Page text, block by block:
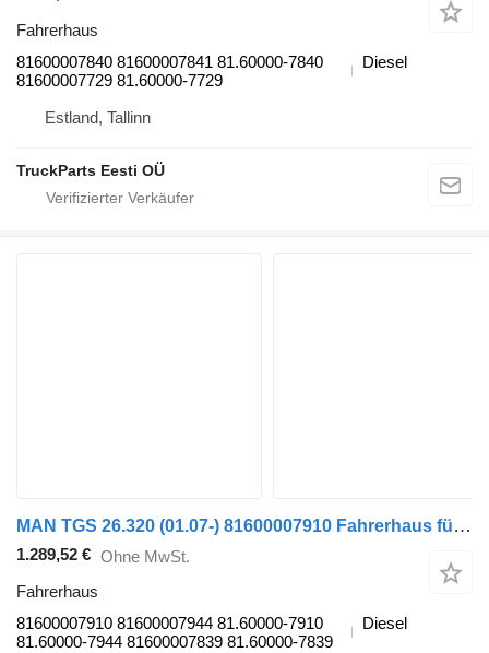
Fahrerhaus
81600007840 81600007841 81.60000-7840
81600007729 81.60000-7729
Diesel
Estland, Tallinn
TruckParts Eesti OÜ
MAN TGS 26.320 (01.07-) 81600007910 Fahrerhaus für MAN TGL, TGM, TGS, TGX (2005-2021) Sattelzugmaschine
1.289,52 € Ohne MwSt.
Fahrerhaus
81600007910 81600007944 81.60000-7910
81.60000-7944 81600007839 81.60000-7839
Diesel